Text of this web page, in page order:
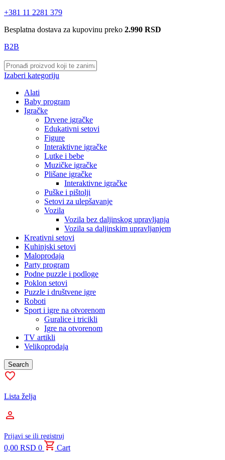
+381 11 2281 379
Besplatna dostava za kupovinu preko 2.990 RSD
B2B
Izaberi kategoriju
Alati
Baby program
Igračke
Drvene igračke
Edukativni setovi
Figure
Interaktivne igračke
Lutke i bebe
Muzičke igračke
Plišane igračke
Interaktivne igračke
Puške i pištolji
Setovi za ulepšavanje
Vozila
Vozila bez daljinskog upravljanja
Vozila sa daljinskim upravljanjem
Kreativni setovi
Kuhinjski setovi
Maloprodaja
Party program
Podne puzzle i podloge
Poklon setovi
Puzzle i društvene igre
Roboti
Sport i igre na otvorenom
Guralice i tricikli
Igre na otvorenom
TV artikli
Velikoprodaja
Search
Lista želja
Prijavi se ili registruj
0,00 RSD 0
Cart